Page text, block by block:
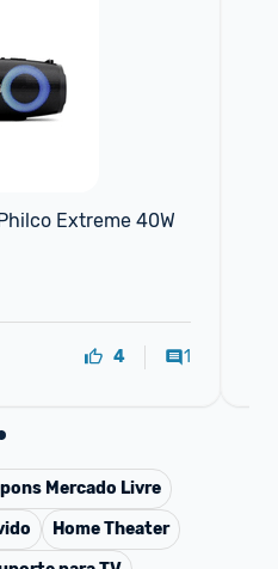
Extreme 40W
4 1
Mercado Livre
Home Theater